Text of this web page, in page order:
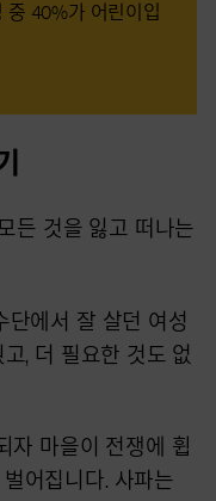
중 40%가 어린이입
든 것을 잃고 떠나는
단에서 잘 살던 여성
, 더 필요한 것도 없
자 마을이 전쟁에 휩
어집니다. 사파는